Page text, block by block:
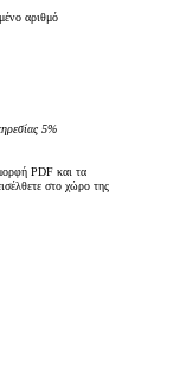
αριθμό
5%
PDF και τα
στο χώρο της